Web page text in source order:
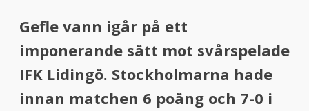
Gefle vann igår på ett
imponerande sätt mot svårspelade
IFK Lidingö. Stockholmarna hade
innan matchen 6 poäng och 7-0 i